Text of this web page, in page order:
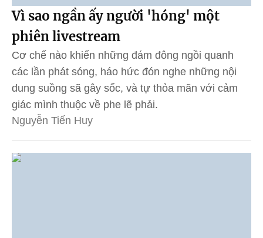
Vì sao ngần ấy người 'hóng' một
phiên livestream
Cơ chế nào khiến những đám đông ngồi quanh
các lần phát sóng, háo hức đón nghe những nội
dung suồng sã gây sốc, và tự thỏa mãn với cảm
giác mình thuộc về phe lẽ phải.
Nguyễn Tiến Huy